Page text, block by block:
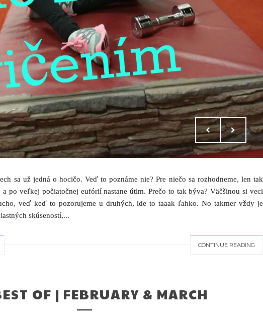
sa už jedná o hocičo. Veď to poznáme nie? Pre niečo sa rozhodneme, len tak
a po veľkej počiatočnej eufórií nastane útlm. Prečo to tak býva? Väčšinou si veci
veď keď to pozorujeme u druhých, ide to taaak ľahko. No takmer vždy je
skúseností,...
CONTINUE READING
OF | FEBRUARY & MARCH